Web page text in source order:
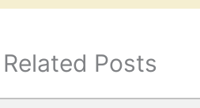
Related Posts